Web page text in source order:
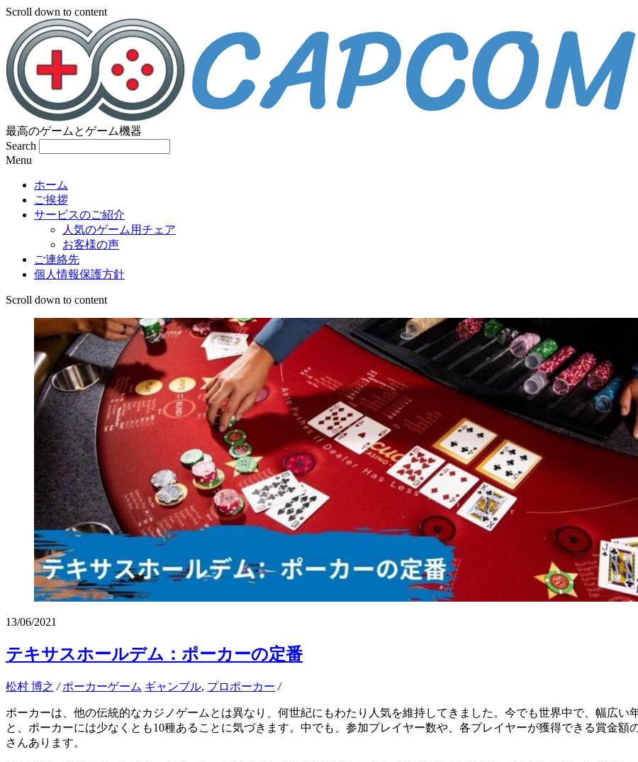
Scroll down to content
最高のゲームとゲーム機器
Search
Menu
ホーム
ご挨拶
サービスのご紹介
人気のゲーム用チェア
お客様の声
ご連絡先
個人情報保護方針
Scroll down to content
13/06/2021
テキサスホールデム：ポーカーの定番
松村 博之 / ポーカーゲーム ギャンブル, プロポーカー /
ポーカーは、他の伝統的なカジノゲームとは異なり、何世紀にもわたり人気を維持してきました。今でも世界中で、幅広
と、ポーカーには少なくとも10種あることに気づきます。中でも、参加プレイヤー数や、各プレイヤーが獲得できる賞金額
さんあります。